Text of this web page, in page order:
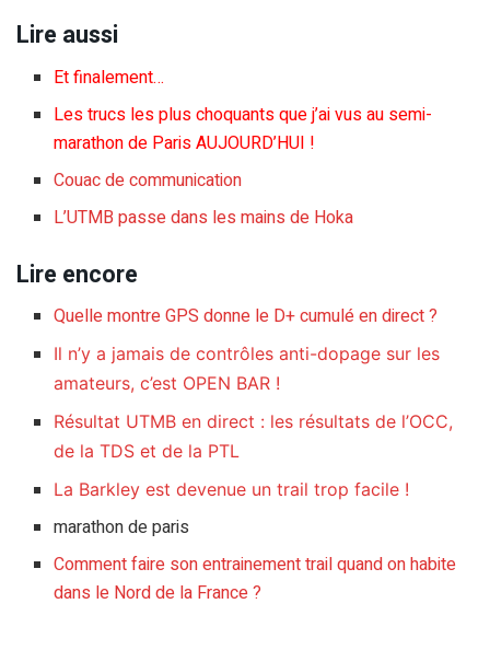
Lire aussi
Et finalement…
Les trucs les plus choquants que j’ai vus au semi-
marathon de Paris AUJOURD’HUI !
Couac de communication
L’UTMB passe dans les mains de Hoka
Lire encore
Quelle montre GPS donne le D+ cumulé en direct ?
Il n’y a jamais de contrôles anti-dopage sur les
amateurs, c’est OPEN BAR !
Résultat UTMB en direct : les résultats de l’OCC,
de la TDS et de la PTL
La Barkley est devenue un trail trop facile !
marathon de paris
Comment faire son entrainement trail quand on habite
dans le Nord de la France ?